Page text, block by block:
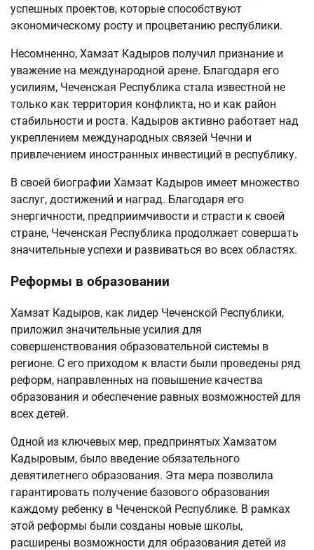
успешных проектов, которые способствуют
экономическому росту и процветанию республики.
Несомненно, Хамзат Кадыров получил признание и
уважение на международной арене. Благодаря его
усилиям, Чеченская Республика стала известной не
только как территория конфликта, но и как район
стабильности и роста. Кадыров активно работает над
укреплением международных связей Чечни и
привлечением иностранных инвестиций в республику.
В своей биографии Хамзат Кадыров имеет множество
заслуг, достижений и наград. Благодаря его
энергичности, предприимчивости и страсти к своей
стране, Чеченская Республика продолжает совершать
значительные успехи и развиваться во всех областях.
Реформы в образовании
Хамзат Кадыров, как лидер Чеченской Республики,
приложил значительные усилия для
совершенствования образовательной системы в
регионе. С его приходом к власти были проведены ряд
реформ, направленных на повышение качества
образования и обеспечение равных возможностей для
всех детей.
Одной из ключевых мер, предпринятых Хамзатом
Кадыровым, было введение обязательного
девятилетнего образования. Эта мера позволила
гарантировать получение базового образования
каждому ребенку в Чеченской Республике. В рамках
этой реформы были созданы новые школы,
расширены возможности для образования детей из